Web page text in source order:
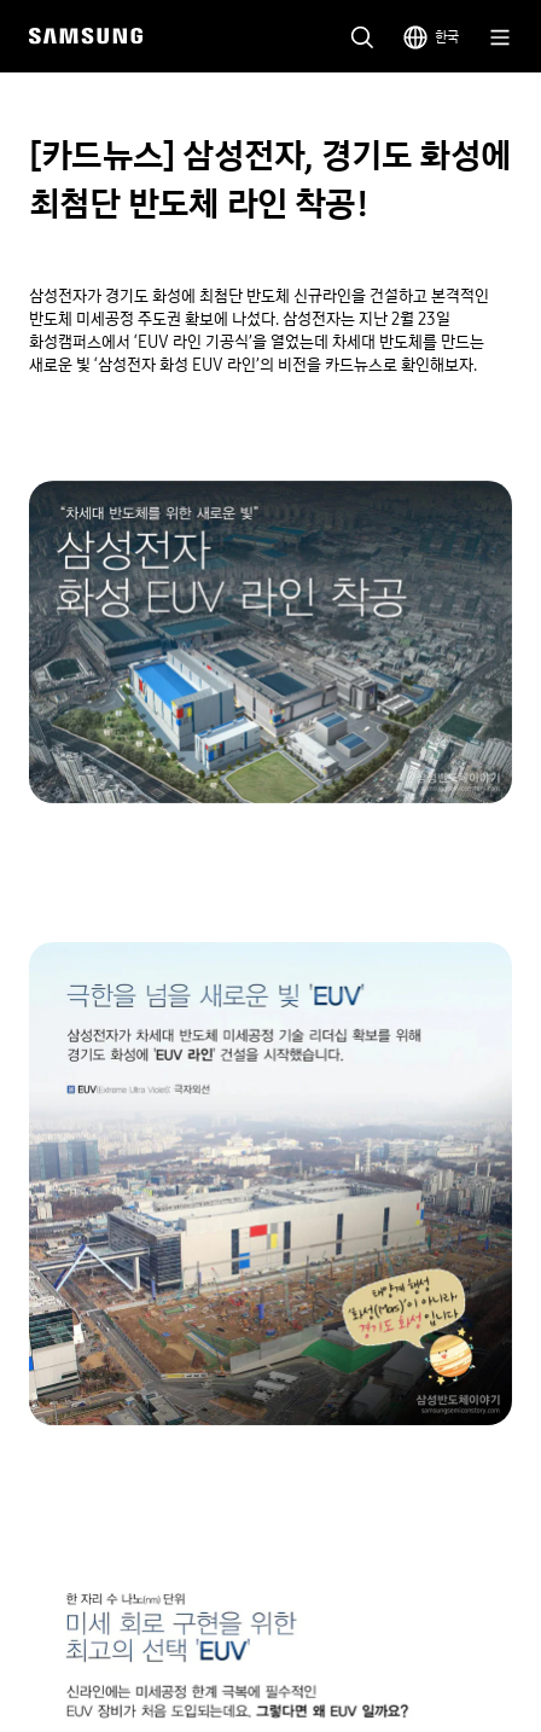
한국
[카드뉴스] 삼성전자, 경기도 화성에
최첨단 반도체 라인 착공!
삼성전자가 경기도 화성에 최첨단 반도체 신규라인을 건설하고 본격적인
반도체 미세공정 주도권 확보에 나섰다. 삼성전자는 지난 2월 23일
화성캠퍼스에서 ‘EUV 라인 기공식’을 열었는데 차세대 반도체를 만드는